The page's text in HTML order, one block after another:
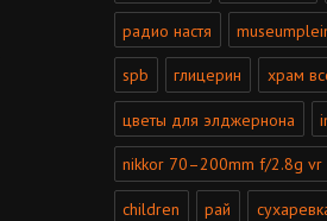
радио настя
spb глицерин храм
цветы для элджернона
nikkor 70–200mm f/2.8g vr
children рай